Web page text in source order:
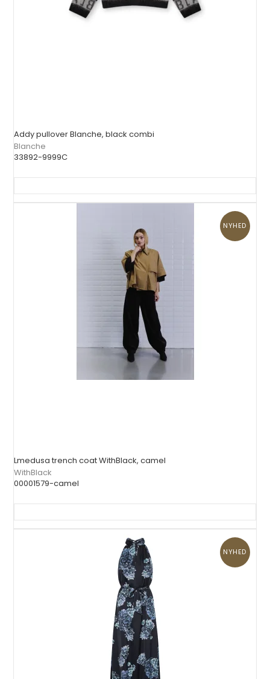
Addy pullover Blanche, black combi
Blanche
33892-9999C
NYHED
Lmedusa trench coat WithBlack, camel
WithBlack
00001579-camel
NYHED